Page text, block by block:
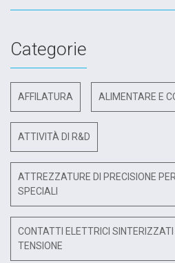
Categorie
AFFILATURA ALIMENTARE E
ATTIVITÀ DI R&D
ATTREZZATURE DI PRECISIONE
SPECIALI
CONTATTI ELETTRICI
TENSIONE